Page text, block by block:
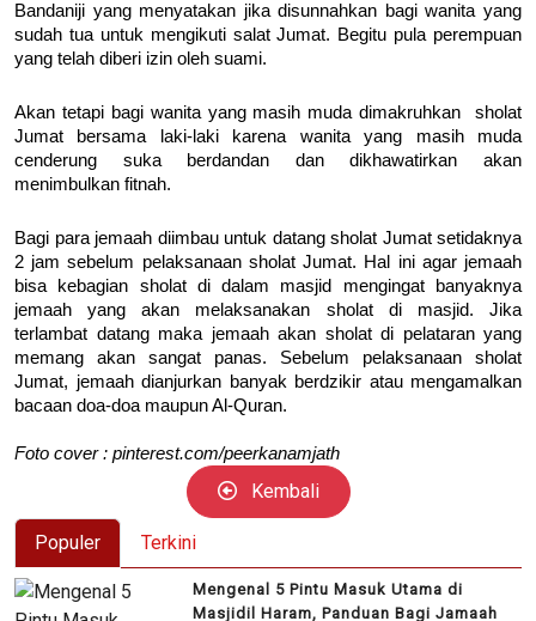
Bandaniji yang menyatakan jika disunnahkan bagi wanita yang
sudah tua untuk mengikuti salat Jumat. Begitu pula perempuan
yang telah diberi izin oleh suami.
Akan tetapi bagi wanita yang masih muda dimakruhkan sholat
Jumat bersama laki-laki karena wanita yang masih muda
cenderung suka berdandan dan dikhawatirkan akan
menimbulkan fitnah.
Bagi para jemaah diimbau untuk datang sholat Jumat setidaknya
2 jam sebelum pelaksanaan sholat Jumat. Hal ini agar jemaah
bisa kebagian sholat di dalam masjid mengingat banyaknya
jemaah yang akan melaksanakan sholat di masjid. Jika
terlambat datang maka jemaah akan sholat di pelataran yang
memang akan sangat panas. Sebelum pelaksanaan sholat
Jumat, jemaah dianjurkan banyak berdzikir atau mengamalkan
bacaan doa-doa maupun Al-Quran.
Foto cover : pinterest.com/peerkanamjath
Kembali
Populer Terkini
Mengenal 5 Pintu Masuk Utama di
Masjidil Haram, Panduan Bagi Jamaah